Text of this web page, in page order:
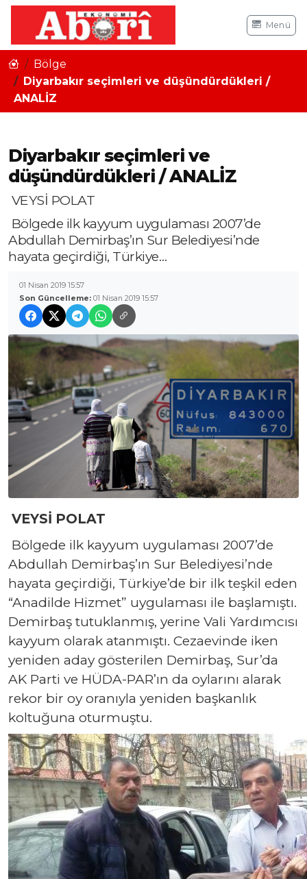
Menü
Bölge
Diyarbakır seçimleri ve düşündürdükleri /
ANALİZ
Diyarbakır seçimleri ve
düşündürdükleri / ANALİZ
VEYSİ POLAT
Bölgede ilk kayyum uygulaması 2007’de
Abdullah Demirbaş’ın Sur Belediyesi’nde
hayata geçirdiği, Türkiye…
01 Nisan 2019 15:57
Son Güncelleme: 01 Nisan 2019 15:57
VEYSİ POLAT
Bölgede ilk kayyum uygulaması 2007’de
Abdullah Demirbaş’ın Sur Belediyesi’nde
hayata geçirdiği, Türkiye’de bir ilk teşkil eden
“Anadilde Hizmet” uygulaması ile başlamıştı.
Demirbaş tutuklanmış, yerine Vali Yardımcısı
kayyum olarak atanmıştı. Cezaevinde iken
yeniden aday gösterilen Demirbaş, Sur’da
AK Parti ve HÜDA-PAR’ın da oylarını alarak
rekor bir oy oranıyla yeniden başkanlık
koltuğuna oturmuştu.